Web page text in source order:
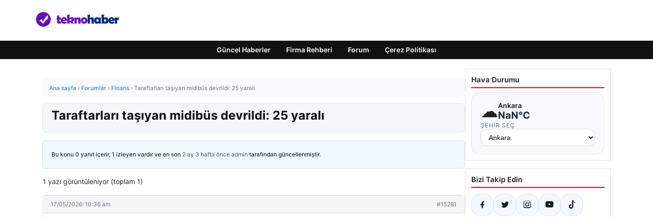
Güncel Haberler Firma Rehberi Forum Çerez Politikası
Ana sayfa › Forumlar › Finans › Taraftarları taşıyan midibüs devrildi: 25 yaralı
Taraftarları taşıyan midibüs devrildi: 25 yaralı
Bu konu 0 yanıt içerir, 1 izleyen vardır ve en son 2 ay 3 hafta önce admin tarafından güncellenmiştir.
1 yazı görüntüleniyor (toplam 1)
17/05/2026: 10:36 am #15281
Hava Durumu
☁Ankara
NaN°C
ŞEHIR SEÇ
Bizi Takip Edin